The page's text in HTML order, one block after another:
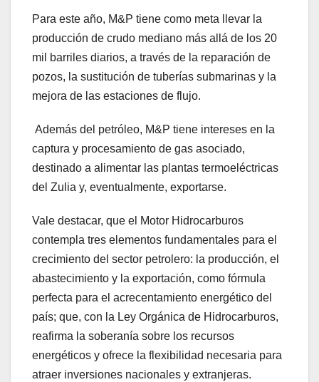
Para este año, M&P tiene como meta llevar la
producción de crudo mediano más allá de los 20
mil barriles diarios, a través de la reparación de
pozos, la sustitución de tuberías submarinas y la
mejora de las estaciones de flujo.
Además del petróleo, M&P tiene intereses en la
captura y procesamiento de gas asociado,
destinado a alimentar las plantas termoeléctricas
del Zulia y, eventualmente, exportarse.
Vale destacar, que el Motor Hidrocarburos
contempla tres elementos fundamentales para el
crecimiento del sector petrolero: la producción, el
abastecimiento y la exportación, como fórmula
perfecta para el acrecentamiento energético del
país; que, con la Ley Orgánica de Hidrocarburos,
reafirma la soberanía sobre los recursos
energéticos y ofrece la flexibilidad necesaria para
atraer inversiones nacionales y extranjeras.